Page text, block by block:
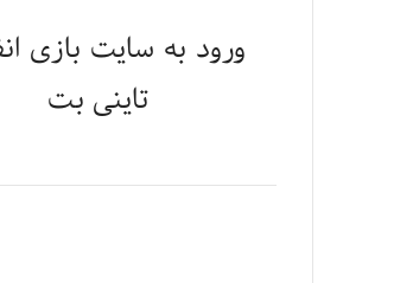
ورود به سایت بازی
تاینی بت